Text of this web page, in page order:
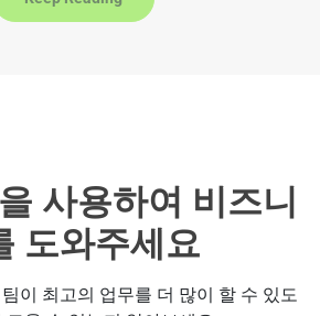
사용하여 비즈니
도와주세요
이 최고의 업무를 더 많이 할 수 있도